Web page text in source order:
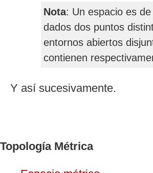
Nota: Un espacio es
dados dos puntos
entornos abiertos
contienen
Y así sucesivamente.
Topología Métrica